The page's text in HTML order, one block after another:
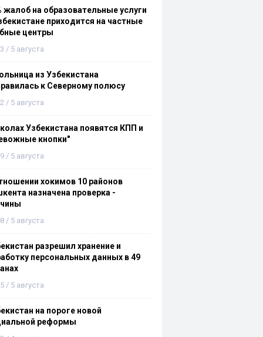
жалоб на образовательные услуги
приходится на частные
центры
/ 5 августа
из Узбекистана
к Северному полюсу
/ 5 августа
Узбекистана появятся КПП и
кнопки"
/ 5 августа
хокимов 10 районов
назначена проверка -
/ 5 августа
разрешил хранение и
персональных данных в 49
/ 5 августа
на пороге новой
реформы